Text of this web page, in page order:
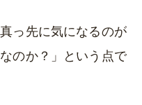
っ先に気になるのが
のか？」という点で